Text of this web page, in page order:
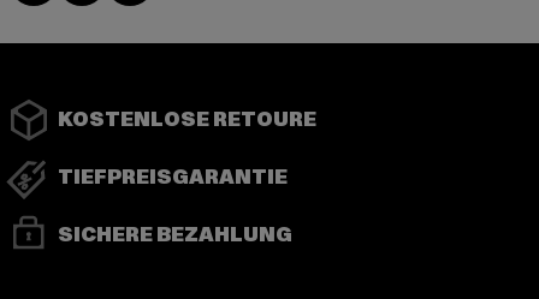
KOSTENLOSE RETOURE
TIEFPREISGARANTIE
SICHERE BEZAHLUNG